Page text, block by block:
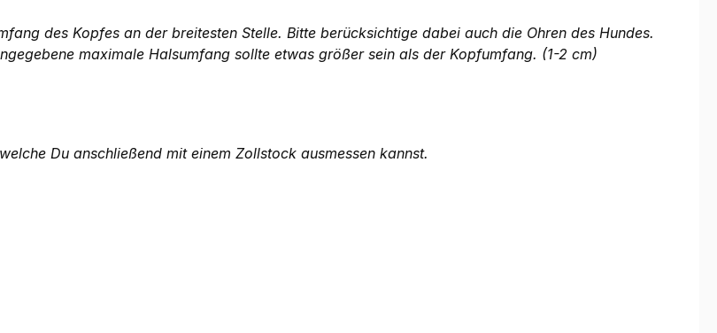
des Kopfes an der breitesten Stelle. Bitte berücksichtige dabei auch die Ohren des Hundes.
maximale Halsumfang sollte etwas größer sein als der Kopfumfang. (1-2 cm)
Du anschließend mit einem Zollstock ausmessen kannst.